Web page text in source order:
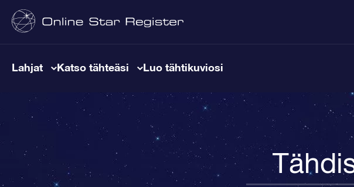
Lahjat Katso tähteäsi Luo tähtikuviosi